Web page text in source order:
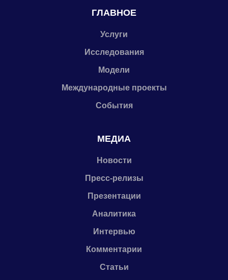
ГЛАВНОЕ
Услуги
Исследования
Модели
Международные проекты
События
МЕДИА
Новости
Пресс-релизы
Презентации
Аналитика
Интервью
Комментарии
Статьи